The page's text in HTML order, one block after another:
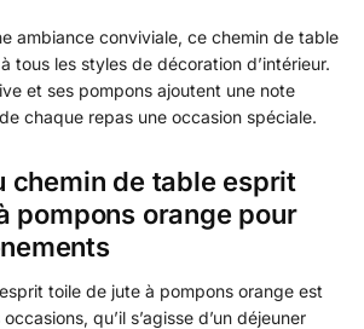
ambiance conviviale, ce chemin de table
tous les styles de décoration d’intérieur.
et ses pompons ajoutent une note
chaque repas une occasion spéciale.
chemin de table esprit
pompons orange pour
toile de jute à pompons orange est
qu’il s’agisse d’un déjeuner